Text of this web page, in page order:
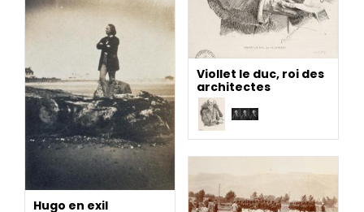
Viollet le duc, roi des
architectes
Hugo en exil